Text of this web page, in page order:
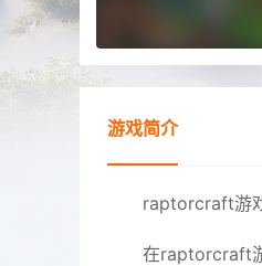
游戏简介
raptorcraft游
在raptorcraft